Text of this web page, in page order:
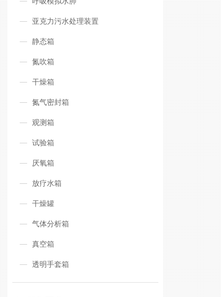
亚克力污水处理装置
静态箱
氮吹箱
干燥箱
氮气密封箱
观测箱
试验箱
厌氧箱
放疗水箱
干燥罐
气体分析箱
真空箱
透明手套箱